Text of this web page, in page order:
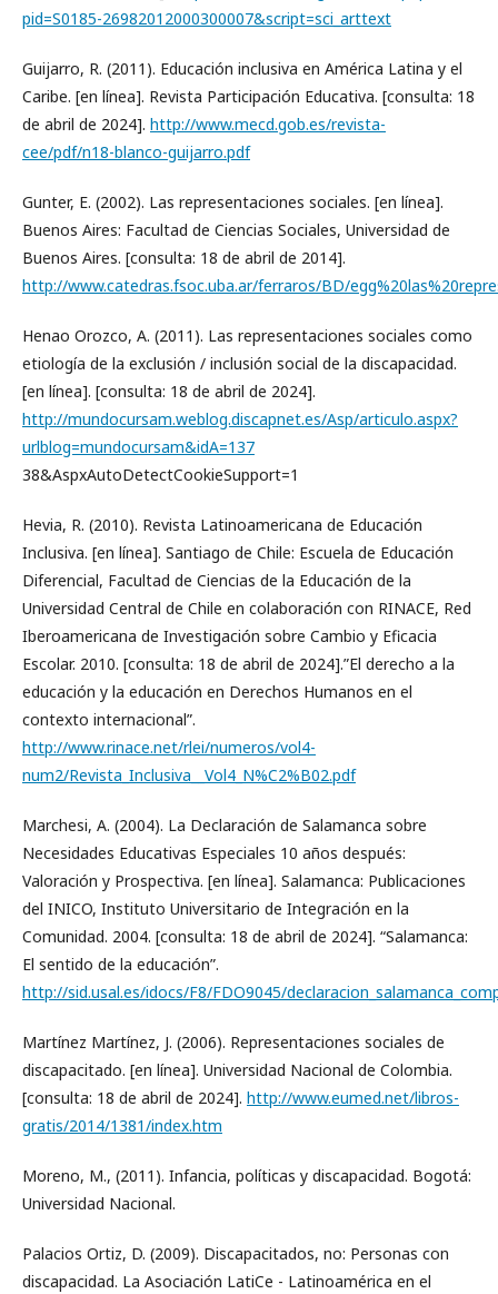
pid=S0185-26982012000300007&script=sci_arttext
Guijarro, R. (2011). Educación inclusiva en América Latina y el
Caribe. [en línea]. Revista Participación Educativa. [consulta: 18
de abril de 2024]. http://www.mecd.gob.es/revista-
cee/pdf/n18-blanco-guijarro.pdf
Gunter, E. (2002). Las representaciones sociales. [en línea].
Buenos Aires: Facultad de Ciencias Sociales, Universidad de
Buenos Aires. [consulta: 18 de abril de 2014].
http://www.catedras.fsoc.uba.ar/ferraros/BD/
Henao Orozco, A. (2011). Las representaciones sociales como
etiología de la exclusión / inclusión social de la discapacidad.
[en línea]. [consulta: 18 de abril de 2024].
http://mundocursam.weblog.discapnet.es/Asp/articulo.aspx?
urlblog=mundocursam&idA=137
38&AspxAutoDetectCookieSupport=1
Hevia, R. (2010). Revista Latinoamericana de Educación
Inclusiva. [en línea]. Santiago de Chile: Escuela de Educación
Diferencial, Facultad de Ciencias de la Educación de la
Universidad Central de Chile en colaboración con RINACE, Red
Iberoamericana de Investigación sobre Cambio y Eficacia
Escolar. 2010. [consulta: 18 de abril de 2024].”El derecho a la
educación y la educación en Derechos Humanos en el
contexto internacional”.
http://www.rinace.net/rlei/numeros/vol4-
num2/Revista_Inclusiva__Vol4_N%C2%B02.pdf
Marchesi, A. (2004). La Declaración de Salamanca sobre
Necesidades Educativas Especiales 10 años después:
Valoración y Prospectiva. [en línea]. Salamanca: Publicaciones
del INICO, Instituto Universitario de Integración en la
Comunidad. 2004. [consulta: 18 de abril de 2024]. “Salamanca:
El sentido de la educación”.
http://sid.usal.es/idocs/F8/FDO9045/
Martínez Martínez, J. (2006). Representaciones sociales de
discapacitado. [en línea]. Universidad Nacional de Colombia.
[consulta: 18 de abril de 2024]. http://www.eumed.net/libros-
gratis/2014/1381/index.htm
Moreno, M., (2011). Infancia, políticas y discapacidad. Bogotá:
Universidad Nacional.
Palacios Ortiz, D. (2009). Discapacitados, no: Personas con
discapacidad. La Asociación LatiCe - Latinoamérica en el